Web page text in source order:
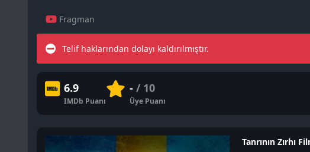
Fragman
Telif haklarından dolayı kaldırılmıştır.
6.9
IMDb Puanı
-/ 10
Üye Puanı
Tanrının Zırhı